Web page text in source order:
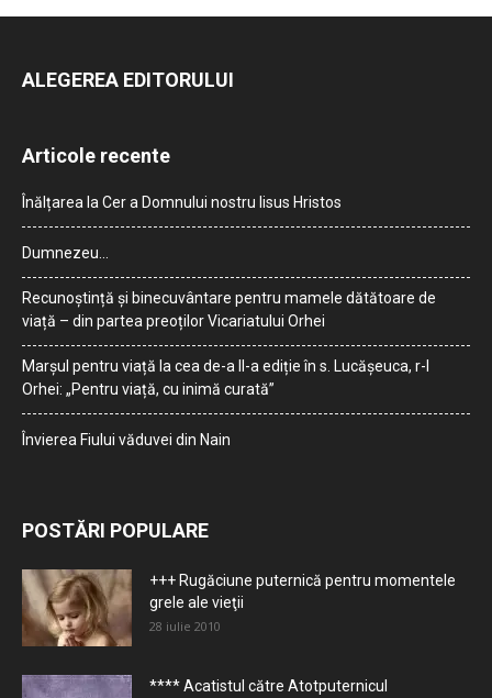
ALEGEREA EDITORULUI
Articole recente
Înălțarea la Cer a Domnului nostru Iisus Hristos
Dumnezeu…
Recunoștință și binecuvântare pentru mamele dătătoare de
viață – din partea preoților Vicariatului Orhei
Marșul pentru viață la cea de-a II-a ediție în s. Lucășeuca, r-l
Orhei: „Pentru viață, cu inimă curată”
Învierea Fiului văduvei din Nain
POSTĂRI POPULARE
+++ Rugăciune puternică pentru momentele
grele ale vieţii
28 iulie 2010
**** Acatistul către Atotputernicul